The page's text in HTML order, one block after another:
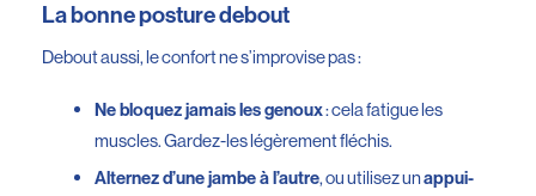
La bonne posture debout
Debout aussi, le confort ne s’improvise pas :
Ne bloquez jamais les genoux: cela fatigue les
muscles. Gardez-les légèrement fléchis.
Alternez d’une jambe à l’autre, ou utilisez unappui-